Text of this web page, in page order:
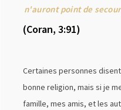
n'auront point de
(Coran, 3:91)
Certaines personnes
bonne religion, mais si je
famille, mes amis, et les